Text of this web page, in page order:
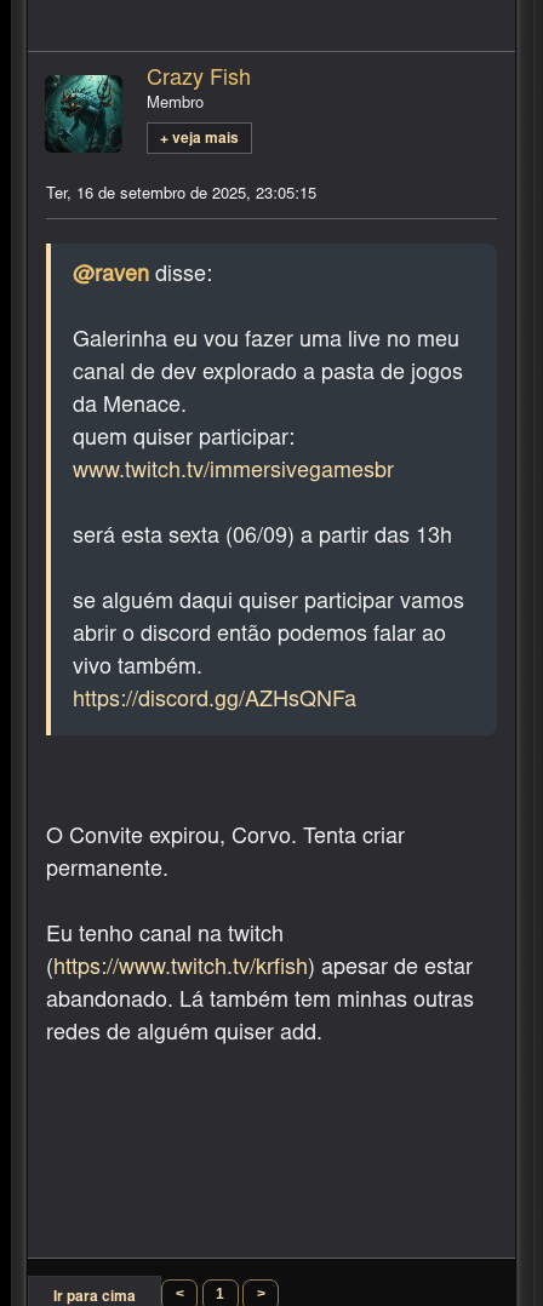
Crazy Fish
Membro
+ veja mais
Ter, 16 de setembro de 2025, 23:05:15
@raven disse:
Galerinha eu vou fazer uma live no meu
canal de dev explorado a pasta de jogos
da Menace.
quem quiser participar:
www.twitch.tv/immersivegamesbr
será esta sexta (06/09) a partir das 13h
se alguém daqui quiser participar vamos
abrir o discord então podemos falar ao
vivo também.
https://discord.gg/AZHsQNFa
O Convite expirou, Corvo. Tenta criar
permanente.
Eu tenho canal na twitch
(https://www.twitch.tv/krfish) apesar de estar
abandonado. Lá também tem minhas outras
redes de alguém quiser add.
Ir para cima < 1 >